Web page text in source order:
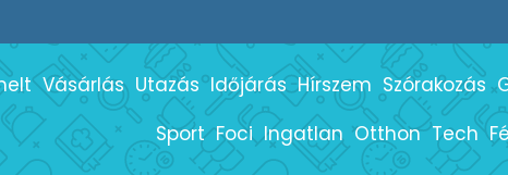
Vásárlás Utazás Időjárás Hírszem Szórakozás
Sport Foci Ingatlan Otthon Tech